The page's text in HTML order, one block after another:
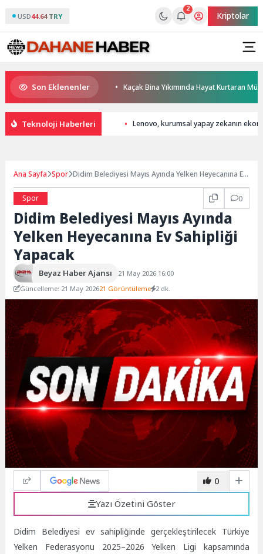
USD44.64 TRY
2
Kriptolar
Son Eklenenler
Kalbi Keçiören’de Attı Kaçak Bina Yıkımında Hayat Kurtaran
Teknoloji Haberleri Lenovo, kurumsal yapay zekanın
Ana Sayfa Spor Didim Belediyesi Mayıs Ayında Yelken Heyecanına Ev
Spor
0
Didim Belediyesi Mayıs Ayında
Yelken Heyecanına Ev Sahipliği
Yapacak
Beyaz Haber Ajansı
21 May 2026 16:00
Güncelleme: 21 May 202621 Görüntüleme 2 dk.
0
Yazı Özetini Göster
Didim Belediyesi ev sahipliğinde gerçekleştirilecek Türkiye
Yelken Federasyonu 2025–2026 Yelken Ligi kapsamında